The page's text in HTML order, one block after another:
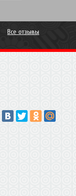
Все отзывы